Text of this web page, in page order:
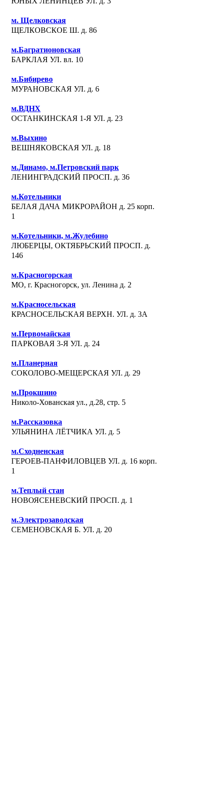
м. Щелковская
ЩЕЛКОВСКОЕ Ш. д. 86
м.Багратионовская
БАРКЛАЯ УЛ. вл. 10
м.Бибирево
МУРАНОВСКАЯ УЛ. д. 6
м.ВДНХ
ОСТАНКИНСКАЯ 1-Я УЛ. д. 23
м.Выхино
ВЕШНЯКОВСКАЯ УЛ. д. 18
м.Динамо, м.Петровский парк
ЛЕНИНГРАДСКИЙ ПРОСП. д. 36
м.Котельники
БЕЛАЯ ДАЧА МИКРОРАЙОН д. 25 корп.
1
м.Котельники, м.Жулебино
ЛЮБЕРЦЫ, ОКТЯБРЬСКИЙ ПРОСП. д.
146
м.Красногорская
МО, г. Красногорск, ул. Ленина д. 2
м.Красносельская
КРАСНОСЕЛЬСКАЯ ВЕРХН. УЛ. д. 3А
м.Первомайская
ПАРКОВАЯ 3-Я УЛ. д. 24
м.Планерная
СОКОЛОВО-МЕЩЕРСКАЯ УЛ. д. 29
м.Прокшино
Николо-Хованская ул., д.28, стр. 5
м.Рассказовка
УЛЬЯНИНА ЛЁТЧИКА УЛ. д. 5
м.Сходненская
ГЕРОЕВ-ПАНФИЛОВЦЕВ УЛ. д. 16 корп.
1
м.Теплый стан
НОВОЯСЕНЕВСКИЙ ПРОСП. д. 1
м.Электрозаводская
СЕМЕНОВСКАЯ Б. УЛ. д. 20